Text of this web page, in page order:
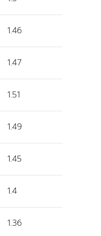
1.46
1.47
1.51
1.49
1.45
1.4
1.36